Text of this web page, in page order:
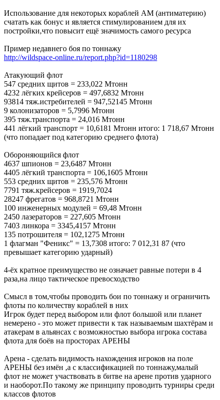
Использование для некоторых кораблей АМ (антиматерию)
счатать как бонус и является стимулированием для их
постройки,что повысит ещё значимость самого ресурса
Пример недавнего боя по тоннажу
http://wildspace-online.ru/report.php?id=1180298
Атакующий флот
547 средних щитов = 233,022 Мтонн
4232 лёгких крейсеров = 497,6832 Мтонн
93814 тяж.истребителей = 947,52145 Мтонн
9 колонизаторов = 5,7996 Мтонн
395 тяж.транспорта = 24,016 Мтонн
441 лёгкий транспорт = 10,6181 Мтонн итого: 1 718,67 Мтонн
(что попадает под категорию среднего флота)
Обороняющийся флот
4637 шпионов = 23,6487 Мтонн
4405 лёгкий транспорта = 106,1605 Мтонн
553 средних щитов = 235,576 Мтонн
7791 тяж.крейсеров = 1919,7024
28247 фрегатов = 968,8721 Мтонн
100 инженерных модулей = 69,48 Мтонн
2450 лазераторов = 227,605 Мтонн
7403 линкора = 3345,4157 Мтонн
135 потрошителя = 102,1275 Мтонн
1 флагман "Феникс" = 13,7308 итого: 7 012,31 87 (что
превышает категорию ударный)
4-ёх кратное преимущество не означает равные потери в 4
раза,на лицо тактическое превосходство
Смысл в том,чтобы проводить бои по тоннажу и ограничить
флоты по количеству кораблей в них
Игрок будет перед выбором или флот большой или планет
немерено - это может привести к так называемым шахтёрам и
атакерам в альянсах с возможностью выбора игрока состава
флота для боёв на просторах АРЕНЫ
Арена - сделать видимость нахождения игроков на поле
АРЕНЫ без имён ,а с классификацией по тоннажу,малый
флот не может участвовать в битве на арене против ударного
и наоборот.По такому же принципу проводить турниры среди
классов флотов